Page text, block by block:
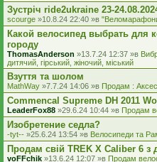
Зустріч ride2ukraine 23-
scourge »10.8.24 22:40 »в
Какой велосипед выбрать для
городу
ThomasAnderson »13.7.24 12:37 »в
дитячий, гірський, жіночий, міський
Взуття та шолом
MathWay »7.7.24 14:06 »в Продам :
Commencal Supreme DH 2011
LeaderFox88 »29.6.24 10:44 »в Продам
Изобретение седла?
-tyt-- »25.6.24 13:54 »в Велосипеди та
Продам свій TREK X Caliber 6 з
voFFchik »13.6.24 12:07 »в Продам